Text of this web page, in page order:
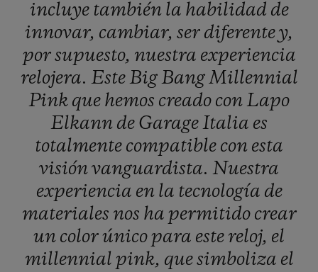
incluye también la habilidad de
innovar, cambiar, ser diferentey,
porsupuesto, nuestra experiencia
relojera. EsteBigBangMillennial
Pink que hemos creado conLapo
Elkann de GarageItalia es
totalmente compatible con esta
visiónvanguardista. Nuestra
experiencia en la tecnología de
materiales nos ha permitido crear
un colorúnicopara este reloj, el
millennial pink, quesimboliza el